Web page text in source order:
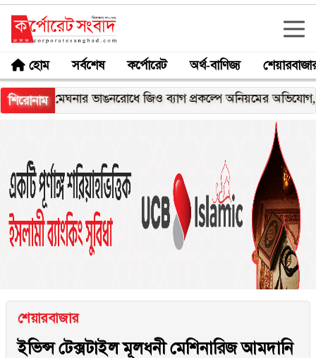
হোম সর্বশেষ কর্পোরেট অর্থ-বাণিজ্য
শিরোনাম
মেঘনার ভাঙনরোধে জিও ব্যাগ প্রকল্পে অনিয়মের অভিযোগ,
শেয়ারবাজার
ইভিন্স টেক্সটাইল মূলধনী মেশিনারিজ আমদানি